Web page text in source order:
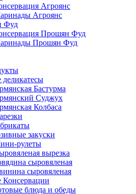
Агроянс
Агроянс
Фуд
Прошян Фуд
Прошян Фуд
Бастурма
Суджух
Колбаса
закуски
рулеты
вырезка
сыровяленая
сыровяленая
блюда и обеды